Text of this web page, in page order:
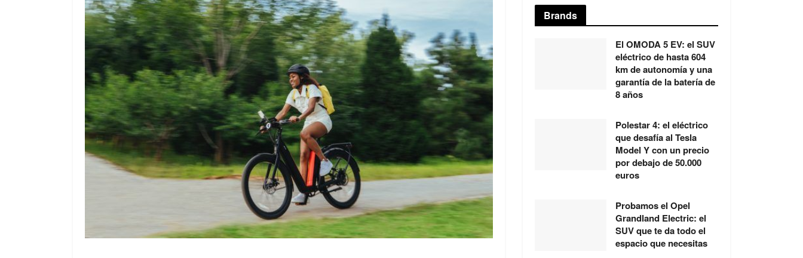
Brands
El OMODA 5 EV: el SUV
eléctrico de hasta 604
km de autonomía y una
garantía de la batería de
8 años
Polestar 4: el eléctrico
que desafía al Tesla
Model Y con un precio
por debajo de 50.000
euros
Probamos el Opel
Grandland Electric: el
SUV que te da todo el
espacio que necesitas